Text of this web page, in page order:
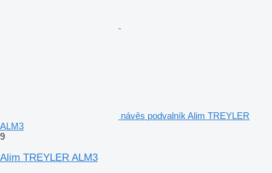
návěs podvalník Alim TREYLER
ALM3
9
Alim TREYLER ALM3